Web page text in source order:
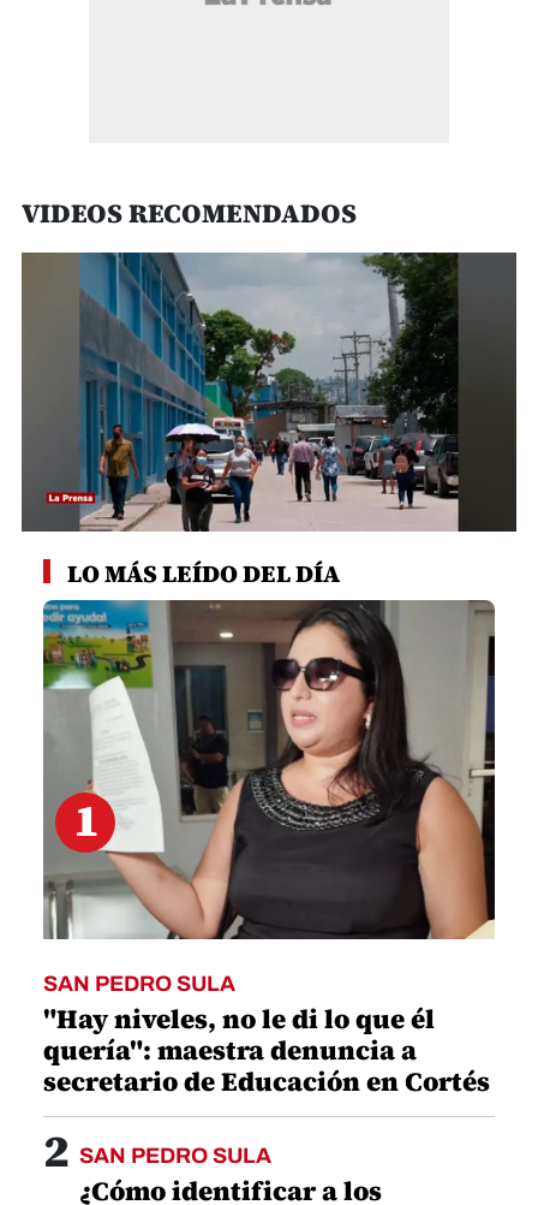
VIDEOS RECOMENDADOS
seconds
minute,
seconds
LO MÁS LEÍDO DEL DÍA
1
SAN PEDRO SULA
"Hay niveles, no le di lo que él
quería": maestra denuncia a
secretario de Educación en Cortés
2 SAN PEDRO SULA
¿Cómo identificar a los